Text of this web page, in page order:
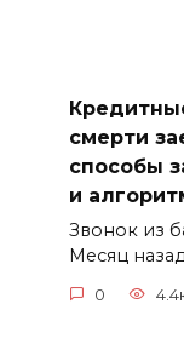
смерти
способы
и
Звонок из
Месяц
0